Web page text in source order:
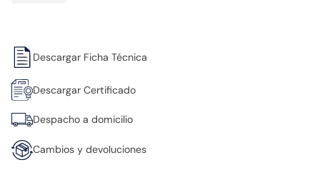
Descargar Ficha Técnica
Descargar Certificado
Despacho a domicilio
Cambios y devoluciones